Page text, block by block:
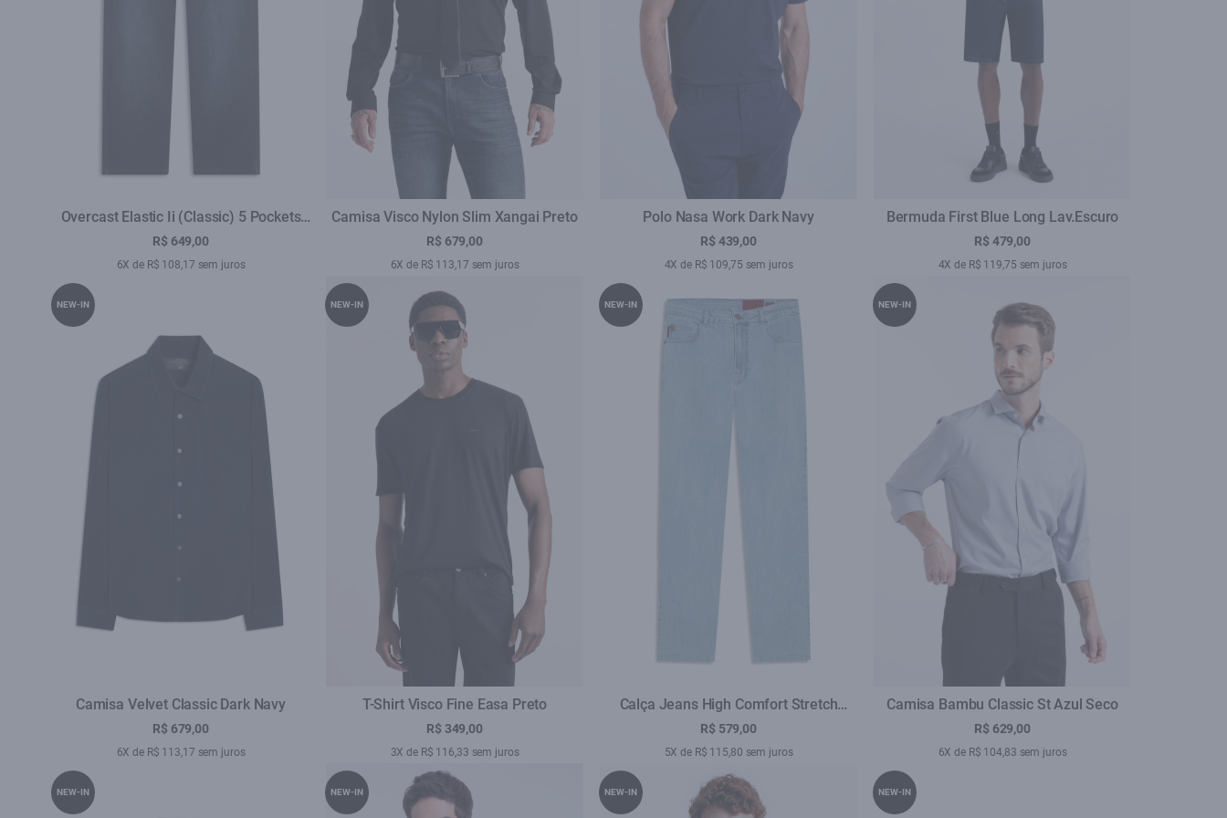
Overcast Elastic Ii (Classic) 5 Pockets
Lav.Escuro C/ Used
R$ 649,00
6X de R$ 108,17 sem juros
Camisa Visco Nylon Slim Xangai Preto
R$ 679,00
6X de R$ 113,17 sem juros
Polo Nasa Work Dark Navy
R$ 439,00
4X de R$ 109,75 sem juros
Bermuda First Blue Long Lav.Escuro
R$ 479,00
4X de R$ 119,75 sem juros
Camisa Velvet Classic Dark Navy
R$ 679,00
6X de R$ 113,17 sem juros
NEW-IN
T-Shirt Visco Fine Easa Preto
R$ 349,00
3X de R$ 116,33 sem juros
NEW-IN
Calça Jeans High Comfort Stretch
(Skinny) 5 Pockets Lav. Claro Total
R$ 579,00
5X de R$ 115,80 sem juros
NEW-IN
Camisa Bambu Classic St Azul Seco
R$ 629,00
6X de R$ 104,83 sem juros
NEW-IN
NEW-IN NEW-IN NEW-IN NEW-IN